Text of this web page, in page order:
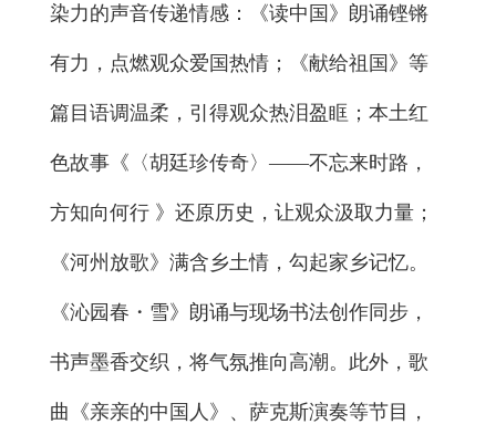
染力的声音传递情感：《读中国》朗诵铿锵
有力，点燃观众爱国热情；《献给祖国》等
篇目语调温柔，引得观众热泪盈眶；本土红
色故事《〈胡廷珍传奇〉——不忘来时路，
方知向何行 》还原历史，让观众汲取力量；
《河州放歌》满含乡土情，勾起家乡记忆。
《沁园春・雪》朗诵与现场书法创作同步，
书声墨香交织，将气氛推向高潮。此外，歌
曲《亲亲的中国人》、萨克斯演奏等节目，